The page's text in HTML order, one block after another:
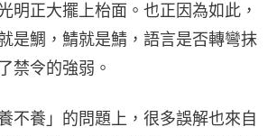
明正大擺上枱面。也正因為如此，
是鯛，鯖就是鯖，語言是否轉彎抹
禁令的強弱。
不養」的問題上，很多誤解也來自